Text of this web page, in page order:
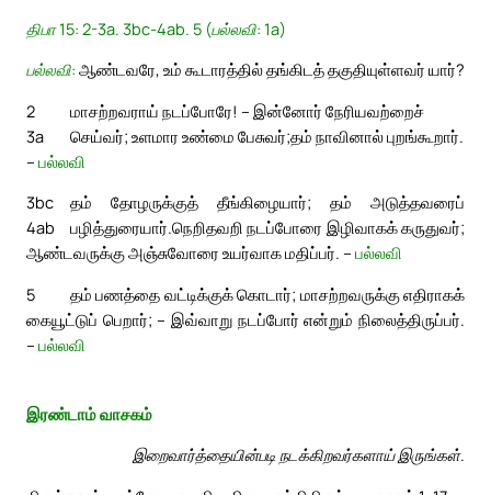
திபா 15: 2-3a. 3bc-4ab. 5 (பல்லவி: 1a)
பல்லவி: ஆண்டவரே, உம் கூடாரத்தில் தங்கிடத் தகுதியுள்ளவர் யார்?
2
மாசற்றவராய் நடப்போரே! – இன்னோர் நேரியவற்றைச்
செய்வர்; உளமார உண்மை பேசுவர்;
3a
தம் நாவினால் புறங்கூறார்.
– பல்லவி
3bc
தம் தோழருக்குத் தீங்கிழையார்; தம் அடுத்தவரைப்
பழித்துரையார்.
4ab
நெறிதவறி நடப்போரை இழிவாகக் கருதுவர்;
ஆண்டவருக்கு அஞ்சுவோரை உயர்வாக மதிப்பர். – பல்லவி
5
தம் பணத்தை வட்டிக்குக் கொடார்; மாசற்றவருக்கு எதிராகக்
கையூட்டுப் பெறார்; – இவ்வாறு நடப்போர் என்றும் நிலைத்திருப்பர்.
– பல்லவி
இரண்டாம் வாசகம்
இறைவார்த்தையின்படி நடக்கிறவர்களாய் இருங்கள்.